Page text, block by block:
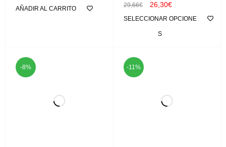
AÑADIR AL CARRITO 29,66€ 26,30€
SELECCIONAR OPCIONE
S
-8% -11%